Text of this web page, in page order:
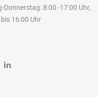
Donnerstag: 8:00 -17:00 Uhr,
16:00 Uhr